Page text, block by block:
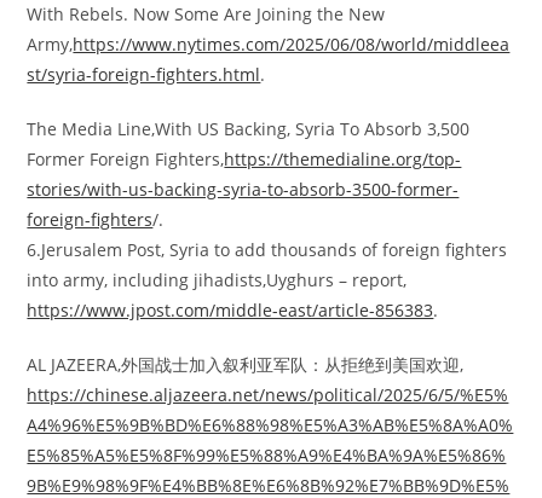
With Rebels. Now Some Are Joining the New
Army,https://www.nytimes.com/2025/06/08/world/middleea
st/syria-foreign-fighters.html.
The Media Line,With US Backing, Syria To Absorb 3,500
Former Foreign Fighters,https://themedialine.org/top-
stories/with-us-backing-syria-to-absorb-3500-former-
foreign-fighters/.
6.Jerusalem Post, Syria to add thousands of foreign fighters
into army, including jihadists,Uyghurs – report,
https://www.jpost.com/middle-east/article-856383.
AL JAZEERA,外国战士加入叙利亚军队：从拒绝到美国欢迎,
https://chinese.aljazeera.net/news/political/2025/6/5/%E5%
A4%96%E5%9B%BD%E6%88%98%E5%A3%AB%E5%8A%A0%
E5%85%A5%E5%8F%99%E5%88%A9%E4%BA%9A%E5%86%
9B%E9%98%9F%E4%BB%8E%E6%8B%92%E7%BB%9D%E5%